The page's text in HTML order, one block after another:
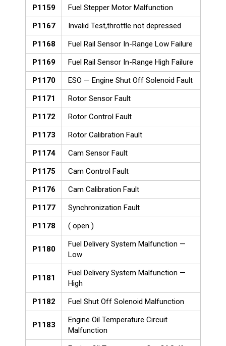
P1159
Fuel Stepper Motor Malfunction
P1167
Invalid Test,throttle not depressed
P1168
Fuel Rail Sensor In-Range Low Failure
P1169
Fuel Rail Sensor In-Range High Failure
P1170
ESO — Engine Shut Off Solenoid Fault
P1171
Rotor Sensor Fault
P1172
Rotor Control Fault
P1173
Rotor Calibration Fault
P1174
Cam Sensor Fault
P1175
Cam Control Fault
P1176
Cam Calibration Fault
P1177
Synchronization Fault
P1178
( open )
P1180
Fuel Delivery System Malfunction —
Low
P1181
Fuel Delivery System Malfunction —
High
P1182
Fuel Shut Off Solenoid Malfunction
P1183
Engine Oil Temperature Circuit
Malfunction